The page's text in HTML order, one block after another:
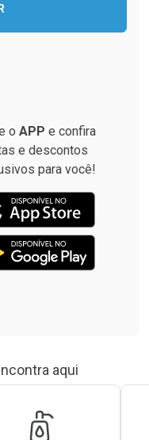
sem Desconto
sem Desconto
o APP e confira
e descontos
para você!
aqui